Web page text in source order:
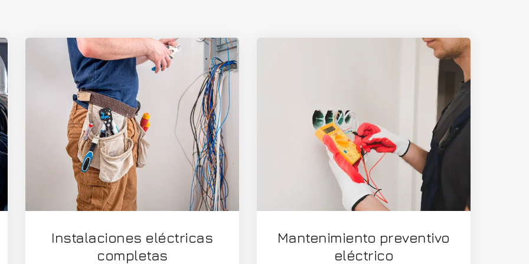
Instalaciones eléctricas
completas
Mantenimiento preventivo
eléctrico